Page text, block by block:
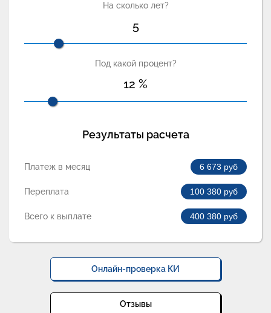
На сколько лет?
5
Под какой процент?
12 %
Результаты расчета
Платеж в месяц 6 673 руб
Переплата 100 380 руб
Всего к выплате 400 380 руб
Онлайн-проверка КИ
Отзывы